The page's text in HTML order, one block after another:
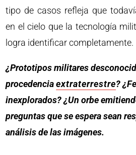
tipo de casos refleja que
en el cielo que la tecnología
logra identificar completamente.
¿Prototipos militares
procedenciaextraterrestre?
inexplorados? ¿Un orbe
preguntas que se espera sean
análisis de las imágenes.